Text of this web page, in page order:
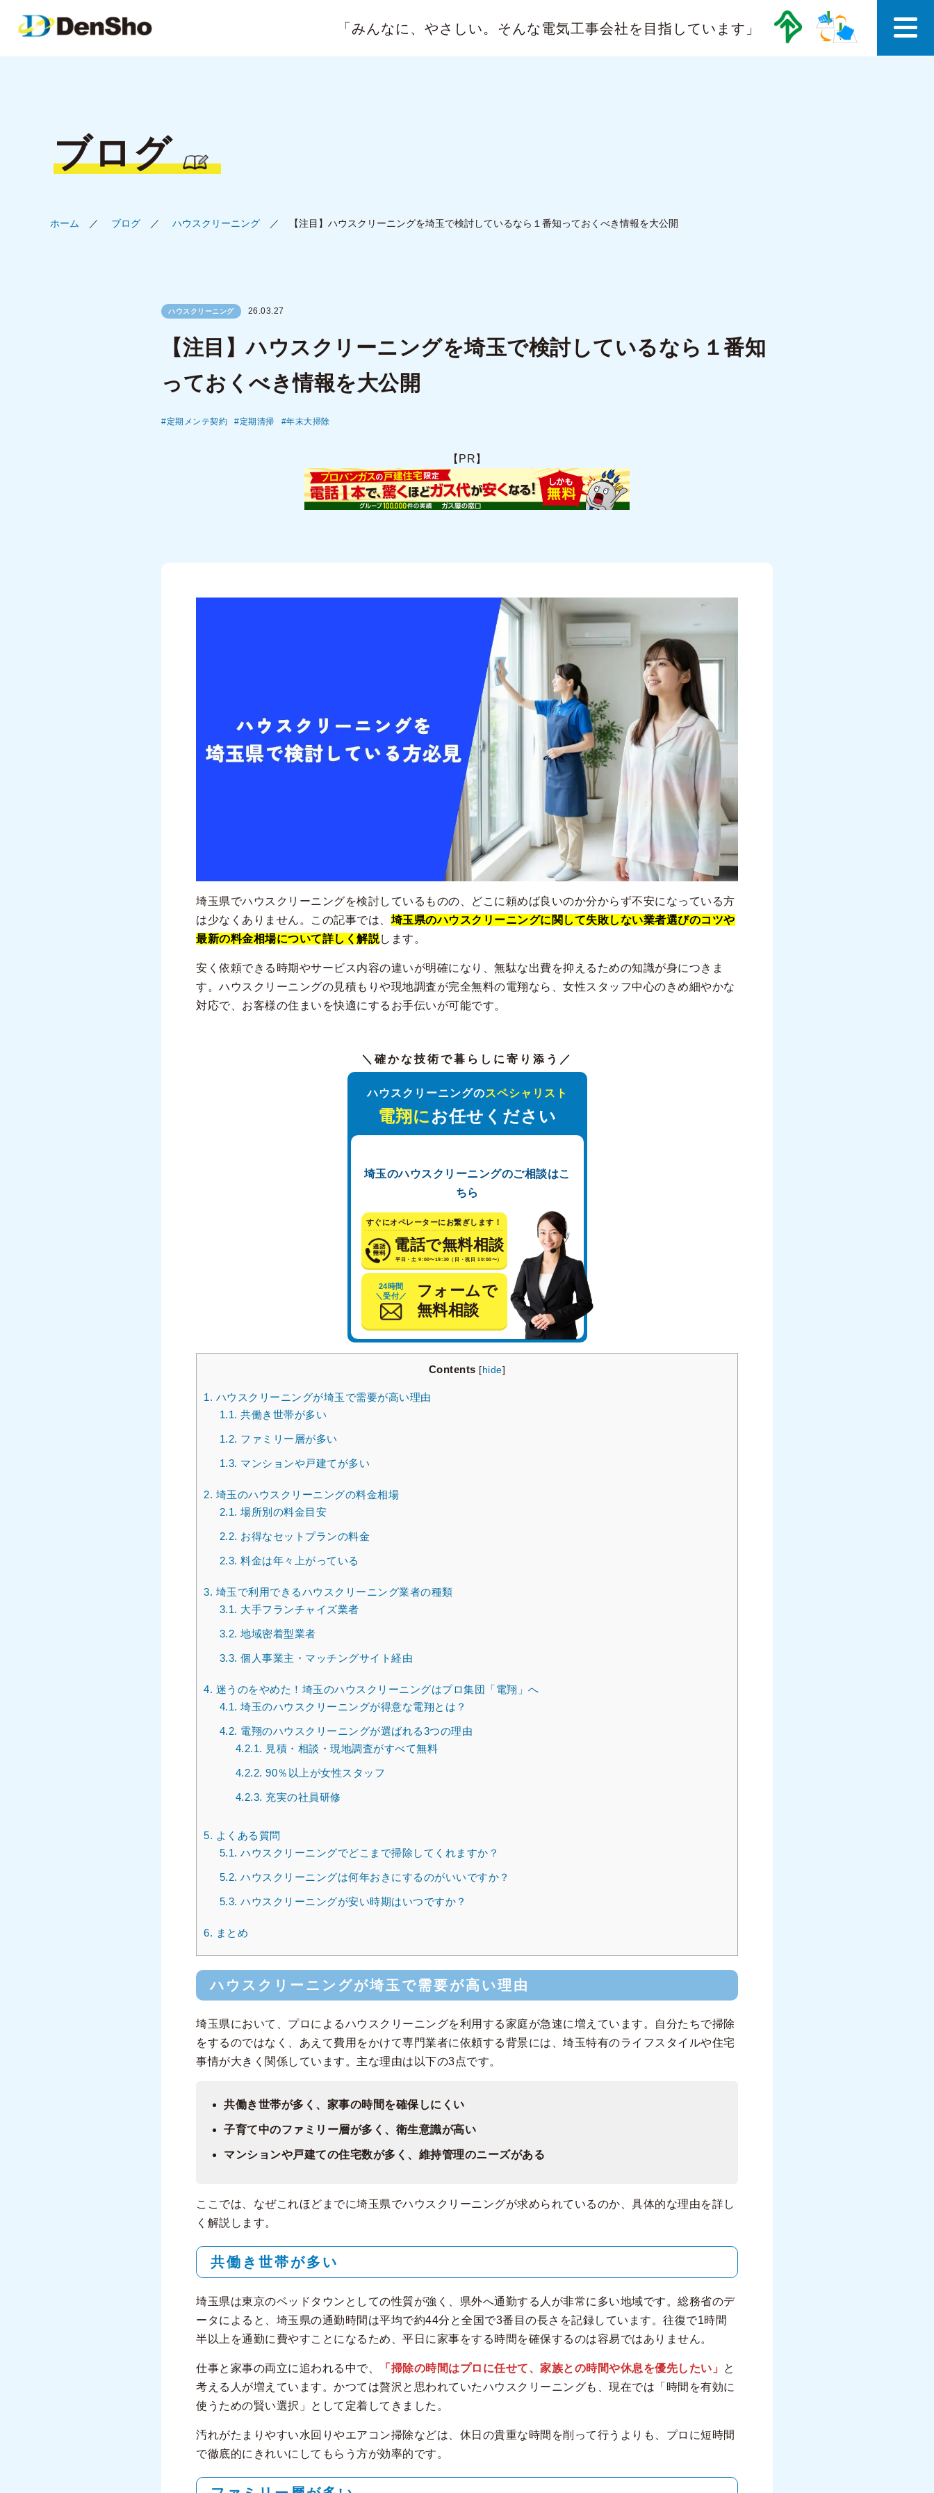
「みんなに、やさしい。 そんな電気工事会社を目指しています」
ブログ
ホーム ブログ ハウスクリーニング 【注目】ハウスクリーニングを埼玉で検討しているなら１番知っておくべき情報を大公開
ハウスクリーニング 26.03.27
【注目】ハウスクリーニングを埼玉で検討しているなら１番知
っておくべき情報を大公開
定期メンテ契約 定期清掃 年末大掃除
【PR】
埼玉県でハウスクリーニングを検討しているものの、どこに頼めば良いのか分からず不安になっている方
は少なくありません。この記事では、 埼玉県のハウスクリーニングに関して失敗しない業者選びのコツや
最新の料金相場について詳しく解説します。
安く依頼できる時期やサービス内容の違いが明確になり、無駄な出費を抑えるための知識が身につきま
す。ハウスクリーニングの見積もりや現地調査が完全無料の電翔なら、女性スタッフ中心のきめ細やかな
対応で、お客様の住まいを快適にするお手伝いが可能です。
＼確かな技術で暮らしに寄り添う／
ハウスクリーニングのスペシャリスト
電翔にお任せください
埼玉のハウスクリーニングのご相談はこ
ちら
すぐにオペレーターにお繋ぎします！
電話で無料相談
平日・土 9:00〜19:30（日・祝日 10:00〜）
24時間
＼受付／
フォームで
無料相談
Contents [ hide]
1. ハウスクリーニングが埼玉で需要が高い理由
1.1. 共働き世帯が多い
1.2. ファミリー層が多い
1.3. マンションや戸建てが多い
2. 埼玉のハウスクリーニングの料金相場
2.1. 場所別の料金目安
2.2. お得なセットプランの料金
2.3. 料金は年々上がっている
3. 埼玉で利用できるハウスクリーニング業者の種類
3.1. 大手フランチャイズ業者
3.2. 地域密着型業者
3.3. 個人事業主・マッチングサイト経由
4. 迷うのをやめた！埼玉のハウスクリーニングはプロ集団「電翔」へ
4.1. 埼玉のハウスクリーニングが得意な電翔とは？
4.2. 電翔のハウスクリーニングが選ばれる3つの理由
4.2.1. 見積・相談・現地調査がすべて無料
4.2.2. 90％以上が女性スタッフ
4.2.3. 充実の社員研修
5. よくある質問
5.1. ハウスクリーニングでどこまで掃除してくれますか？
5.2. ハウスクリーニングは何年おきにするのがいいですか？
5.3. ハウスクリーニングが安い時期はいつですか？
6. まとめ
ハウスクリーニングが埼玉で需要が高い理由
埼玉県において、プロによるハウスクリーニングを利用する家庭が急速に増えています。自分たちで掃除
をするのではなく、あえて費用をかけて専門業者に依頼する背景には、埼玉特有のライフスタイルや住宅
事情が大きく関係しています。主な理由は以下の3点です。
共働き世帯が多く、家事の時間を確保しにくい
子育て中のファミリー層が多く、衛生意識が高い
マンションや戸建ての住宅数が多く、維持管理のニーズがある
ここでは、なぜこれほどまでに埼玉県でハウスクリーニングが求められているのか、具体的な理由を詳し
く解説します。
共働き世帯が多い
埼玉県は東京のベッドタウンとしての性質が強く、県外へ通勤する人が非常に多い地域です。総務省のデ
ータによると、埼玉県の通勤時間は平均で約44分と全国で3番目の長さを記録しています。往復で1時間
半以上を通勤に費やすことになるため、平日に家事をする時間を確保するのは容易ではありません。
仕事と家事の両立に追われる中で、 「掃除の時間はプロに任せて、家族との時間や休息を優先したい」
と
考える人が増えています。かつては贅沢と思われていたハウスクリーニングも、現在では「時間を有効に
使うための賢い選択」として定着してきました。
汚れがたまりやすい水回りやエアコン掃除などは、休日の貴重な時間を削って行うよりも、プロに短時間
で徹底的にきれいにしてもらう方が効率的です。